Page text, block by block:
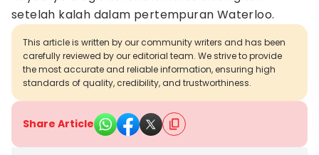
setelah kalah dalam pertempuran Waterloo.
This article is written by our community writers and has been
carefully reviewed by our editorial team. We strive to provide
the most accurate and reliable information, ensuring high
standards of quality, credibility, and trustworthiness.
Share Article